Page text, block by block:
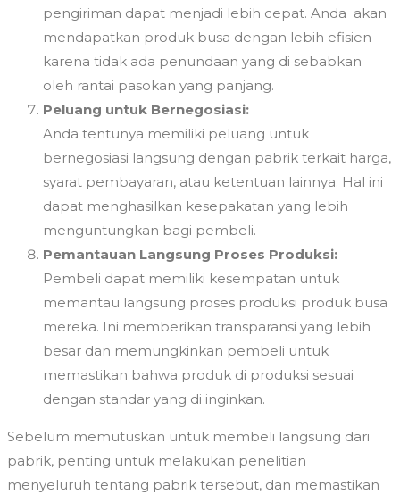
pengiriman dapat menjadi lebih cepat. Anda akan
mendapatkan produk busa dengan lebih efisien
karena tidak ada penundaan yang di sebabkan
oleh rantai pasokan yang panjang.
Peluang untuk Bernegosiasi:
Anda tentunya memiliki peluang untuk
bernegosiasi langsung dengan pabrik terkait harga,
syarat pembayaran, atau ketentuan lainnya. Hal ini
dapat menghasilkan kesepakatan yang lebih
menguntungkan bagi pembeli.
Pemantauan Langsung Proses Produksi:
Pembeli dapat memiliki kesempatan untuk
memantau langsung proses produksi produk busa
mereka. Ini memberikan transparansi yang lebih
besar dan memungkinkan pembeli untuk
memastikan bahwa produk di produksi sesuai
dengan standar yang di inginkan.
Sebelum memutuskan untuk membeli langsung dari
pabrik, penting untuk melakukan penelitian
menyeluruh tentang pabrik tersebut, dan memastikan